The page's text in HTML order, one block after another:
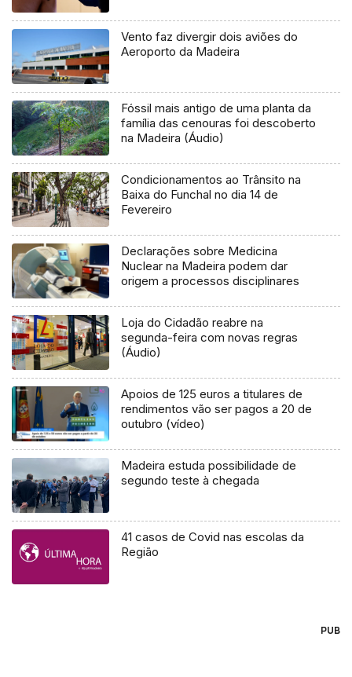
Vento faz divergir dois aviões do
Aeroporto da Madeira
Fóssil mais antigo de uma planta da
família das cenouras foi descoberto
na Madeira (Áudio)
Condicionamentos ao Trânsito na
Baixa do Funchal no dia 14 de
Fevereiro
Declarações sobre Medicina
Nuclear na Madeira podem dar
origem a processos disciplinares
Loja do Cidadão reabre na
segunda-feira com novas regras
(Áudio)
Apoios de 125 euros a titulares de
rendimentos vão ser pagos a 20 de
outubro (vídeo)
Madeira estuda possibilidade de
segundo teste à chegada
41 casos de Covid nas escolas da
Região
PUB